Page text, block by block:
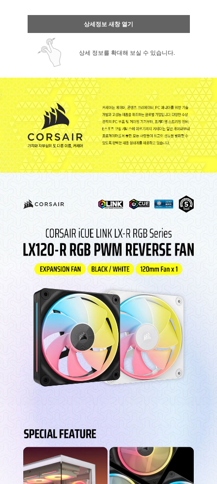
상세정보 새창 열기
상세 정보를 확대해 보실 수 있습니다.